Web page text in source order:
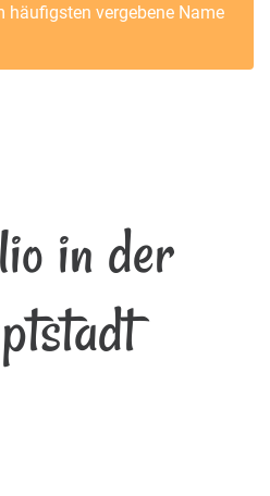
häufigsten vergebene Name
in der